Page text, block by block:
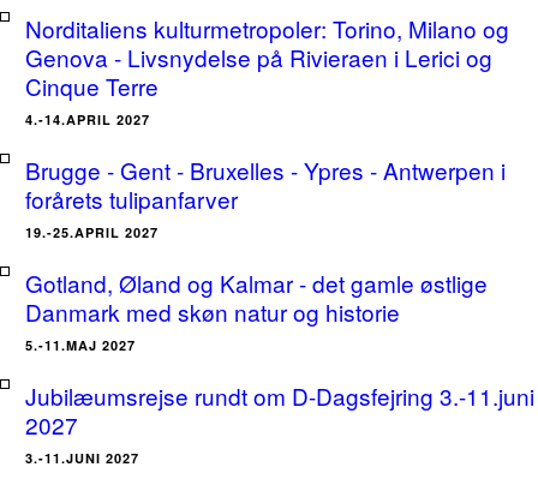
Norditaliens kulturmetropoler: Torino, Milano og
Genova - Livsnydelse på Rivieraen i Lerici og
Cinque Terre
4.-14.APRIL 2027
Brugge - Gent - Bruxelles - Ypres - Antwerpen i
forårets tulipanfarver
19.-25.APRIL 2027
Gotland, Øland og Kalmar - det gamle østlige
Danmark med skøn natur og historie
5.-11.MAJ 2027
Jubilæumsrejse rundt om D-Dagsfejring 3.-11.juni
2027
3.-11.JUNI 2027